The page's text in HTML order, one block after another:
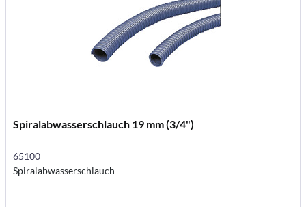
Spiralabwasserschlauch 19 mm (3/4")
65100
Spiralabwasserschlauch